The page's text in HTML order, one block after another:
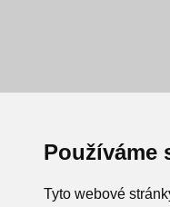
Používáme
Tyto webové